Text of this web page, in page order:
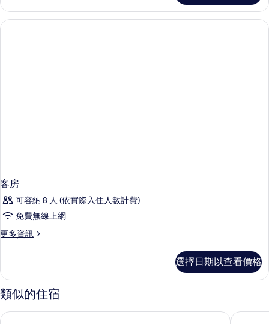
的
詳
情
客房
可容納 8 人 (依實際入住人數計費)
免費無線上網
更多資訊
更
的
詳
情
選擇日期以查看價格
類似的住宿
曼谷 Rembrandt 公寓 素坤逸